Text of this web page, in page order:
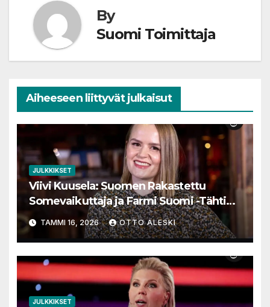
By
Suomi Toimittaja
Aiheeseen liittyvät julkaisut
JULKKIKSET
Viivi Kuusela: Suomen Rakastettu
Somevaikuttaja ja Farmi Suomi -Tähtien
Matka
TAMMI 16, 2026 OTTO ALESKI
JULKKIKSET